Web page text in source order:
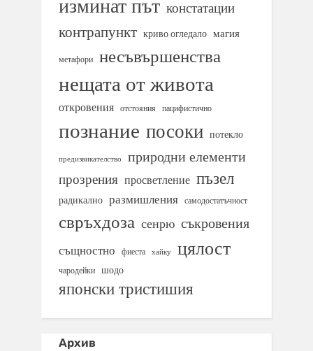
изминат път констатации
контрапункт криво огледало магия
метафори несъвършенства
нещата от живота
откровения отстояния пацифистично
познание посоки потекло
предизвикателство природни елементи
прозрения просветление пъзел
радикално размишления самодостатъчност
свръхдоза сенрю съкровения
същностно фиеста хайку цялост
чародейки шодо
японски тристишия
Архив